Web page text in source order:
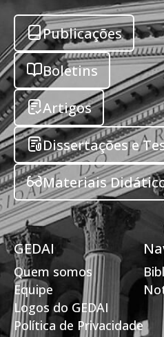
Publicações
Boletins
Artigos
Dissertações e
Materiais
GEDAI
Quem somos
Equipe
Logos do GEDAI
Política de Privacidade